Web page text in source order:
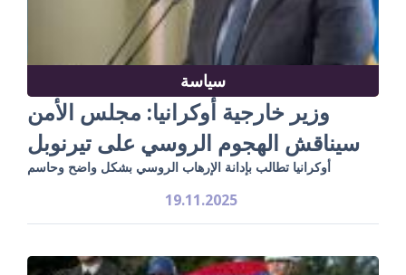
سياسة
وزير خارجية أوكرانيا: مجلس الأمن
سيناقش الهجوم الروسي على تيرنوبل
أوكرانيا تطالب بإدانة الإرهاب الروسي بشكل واضح وحاسم
19.11.2025